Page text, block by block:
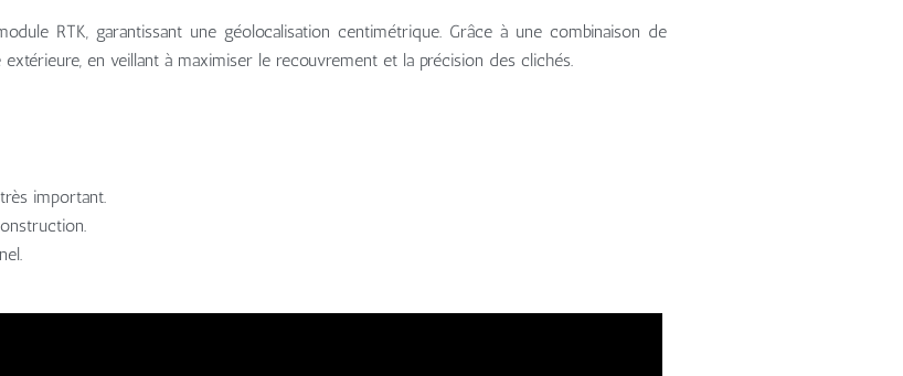
RTK, garantissant une géolocalisation centimétrique. Grâce à une combinaison de
en veillant à maximiser le recouvrement et la précision des clichés.
important.